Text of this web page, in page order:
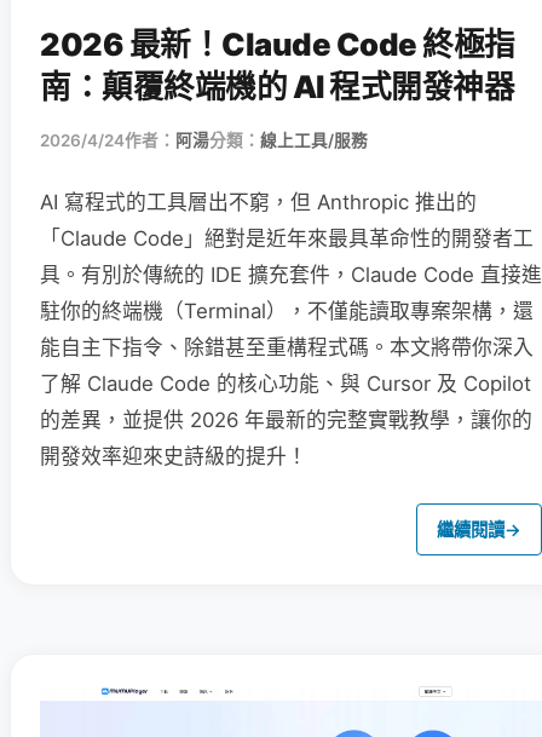
2026 最新！Claude Code 終極指
南：顛覆終端機的 AI 程式開發神器
2026/4/24作者： 阿湯分類： 線上工具/服務
AI 寫程式的工具層出不窮，但 Anthropic 推出的
「Claude Code」絕對是近年來最具革命性的開發者工
具。有別於傳統的 IDE 擴充套件，Claude Code 直接進
駐你的終端機（Terminal），不僅能讀取專案架構，還
能自主下指令、除錯甚至重構程式碼。本文將帶你深入
了解 Claude Code 的核心功能、與 Cursor 及 Copilot
的差異，並提供 2026 年最新的完整實戰教學，讓你的
開發效率迎來史詩級的提升！
繼續閱讀→